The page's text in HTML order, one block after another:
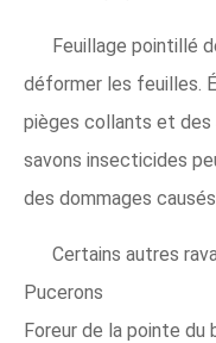
Feuillage pointillé
déformer les feuilles.
pièges collants et des
savons insecticides
des dommages
Certains autres
Pucerons
Foreur de la pointe du